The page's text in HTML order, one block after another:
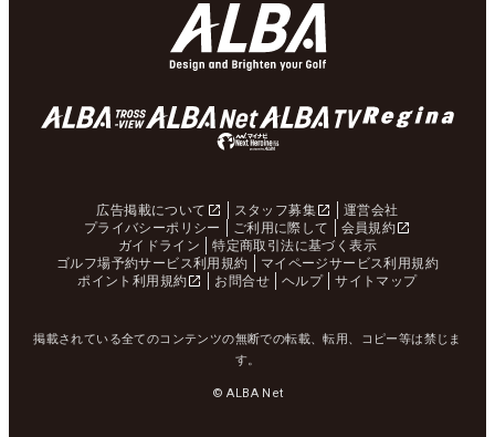
広告掲載について スタッフ募集
運営会社
プライバシーポリシー
ご利用に際して
会員規約
ガイドライン
特定商取引法に基づく表示
ゴルフ場予約サービス利用規約
マイページサービス利用規約
ポイント利用規約
お問合せ ヘルプ サイトマップ
掲載されている全てのコンテンツの無断での転載、転用、コピー等は禁じま
す。
© ALBA Net